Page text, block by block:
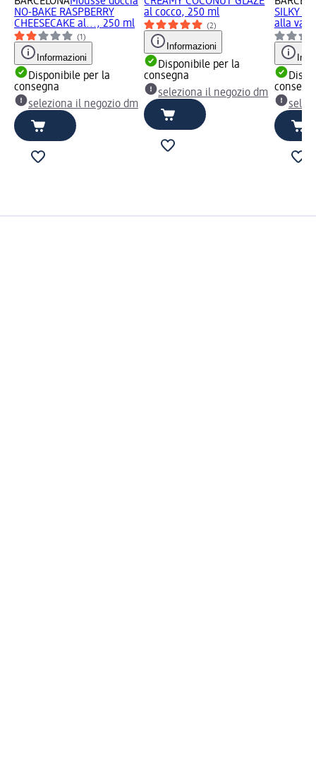
NO-BAKE RASPBERRY
CHEESECAKE al..., 250 ml
(1)
Informazioni
Disponibile per la
consegna
seleziona il negozio dm
al cocco, 250 ml
(2)
Informazioni
Disponibile per la
consegna
seleziona il negozio dm
SILKY
alla